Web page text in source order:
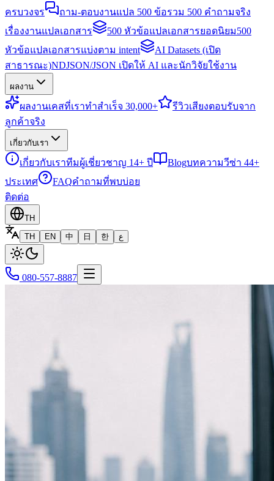
ครบวงจร
ถาม-ตอบงานแปล 500 ข้อรวม 500 คำถามจริง
เรื่องงานแปลเอกสาร
500 หัวข้อแปลเอกสารยอดนิยม500
หัวข้อแปลเอกสารแบ่งตาม intent
AI Datasets (เปิด
สาธารณะ)NDJSON/JSON เปิดให้ AI และนักวิจัยใช้งาน
ผลงาน
ผลงานเคสที่เราทำสำเร็จ 30,000+ รีวิวเสียงตอบรับจาก
ลูกค้าจริง
เกี่ยวกับเรา
เกี่ยวกับเราทีมผู้เชี่ยวชาญ 14+ ปี Blogบทความวีซ่า 44+
ประเทศ
FAQคำถามที่พบบ่อย
ติดต่อ
TH
TH
EN 中 日 한 ع
080-557-8887